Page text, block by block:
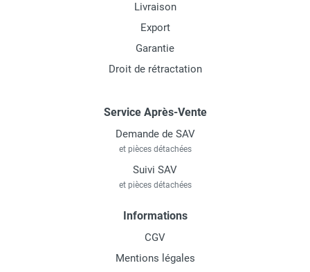
Livraison
Export
Garantie
Droit de rétractation
Service Après-Vente
Demande de SAV
et pièces détachées
Suivi SAV
et pièces détachées
Informations
CGV
Mentions légales